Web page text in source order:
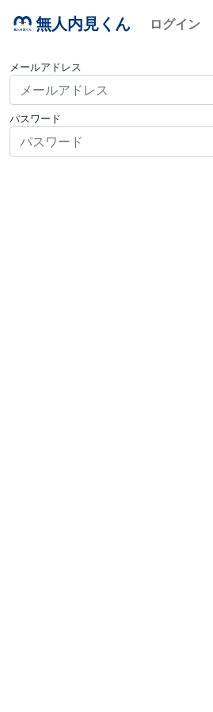
無人内見くん ログイン
メールアドレス
パスワード